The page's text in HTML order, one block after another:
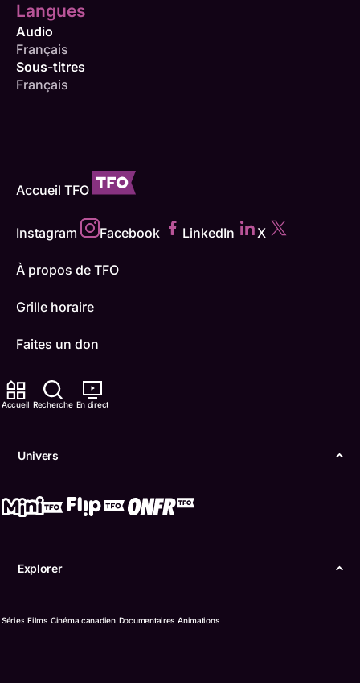
Accueil Recherche En direct
Univers
Explorer
Séries Films Cinéma canadien Documentaires Animations
Langues
Audio
Français
Sous-titres
Français
Accueil TFO
Instagram Facebook LinkedIn X
À propos de TFO
Grille horaire
Faites un don
Carrières
Comment nous capter
Contactez-nous
IDÉLLO